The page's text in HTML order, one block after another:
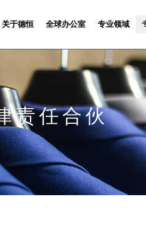
关于德恒 全球办公室 专业领域
责任合伙